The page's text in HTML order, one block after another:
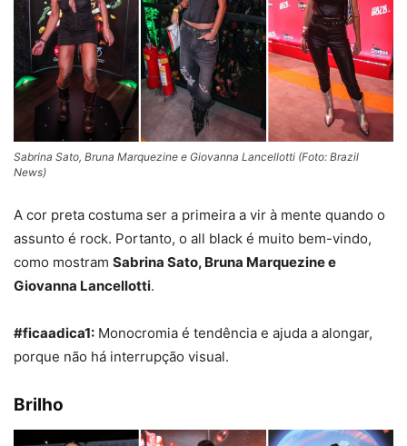
Sabrina Sato, Bruna Marquezine e Giovanna Lancellotti (Foto: Brazil
News)
A cor preta costuma ser a primeira a vir à mente quando o
assunto é rock. Portanto, o all black é muito bem-vindo,
como mostram Sabrina Sato, Bruna Marquezine e
Giovanna Lancellotti.
#ficaadica1: Monocromia é tendência e ajuda a alongar,
porque não há interrupção visual.
Brilho